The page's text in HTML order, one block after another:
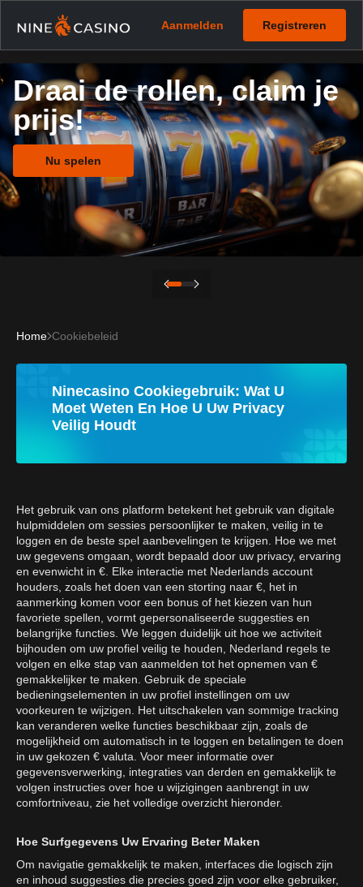
Aanmelden Registreren
Draai de rollen, claim je
prijs!
Nu spelen
Home Cookiebeleid
Ninecasino Cookiegebruik: Wat U
Moet Weten En Hoe U Uw Privacy
Veilig Houdt
Het gebruik van ons platform betekent het gebruik van digitale
hulpmiddelen om sessies persoonlijker te maken, veilig in te
loggen en de beste spel aanbevelingen te krijgen. Hoe we met
uw gegevens omgaan, wordt bepaald door uw privacy, ervaring
en evenwicht in €. Elke interactie met Nederlands account
houders, zoals het doen van een storting naar €, het in
aanmerking komen voor een bonus of het kiezen van hun
favoriete spellen, vormt gepersonaliseerde suggesties en
belangrijke functies. We leggen duidelijk uit hoe we activiteit
bijhouden om uw profiel veilig te houden, Nederland regels te
volgen en elke stap van aanmelden tot het opnemen van €
gemakkelijker te maken. Gebruik de speciale
bedieningselementen in uw profiel instellingen om uw
voorkeuren te wijzigen. Het uitschakelen van sommige tracking
kan veranderen welke functies beschikbaar zijn, zoals de
mogelijkheid om automatisch in te loggen en betalingen te doen
in uw gekozen € valuta. Voor meer informatie over
gegevensverwerking, integraties van derden en gemakkelijk te
volgen instructies over hoe u wijzigingen aanbrengt in uw
comfortniveau, zie het volledige overzicht hieronder.
Hoe Surfgegevens Uw Ervaring Beter Maken
Om navigatie gemakkelijk te maken, interfaces die logisch zijn
en inhoud suggesties die precies goed zijn voor elke gebruiker,